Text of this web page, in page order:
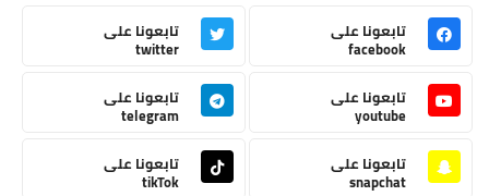
تابعونا على
facebook
تابعونا على
twitter
تابعونا على
youtube
تابعونا على
telegram
تابعونا على
snapchat
تابعونا على
tikTok